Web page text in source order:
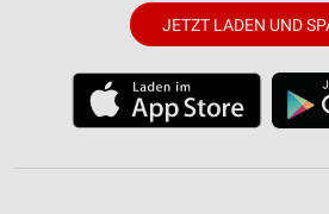
JETZT LADEN UND